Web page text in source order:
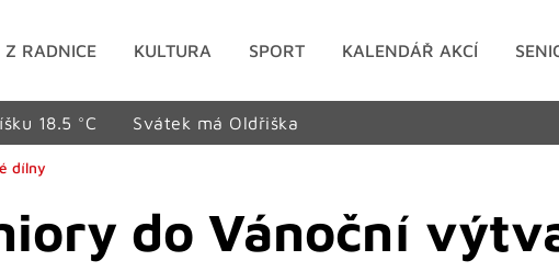
Z RADNICE KULTURA SPORT KALENDÁŘ AKCÍ
18.5 °C Svátek má Oldřiška
dílny
do Vánoční